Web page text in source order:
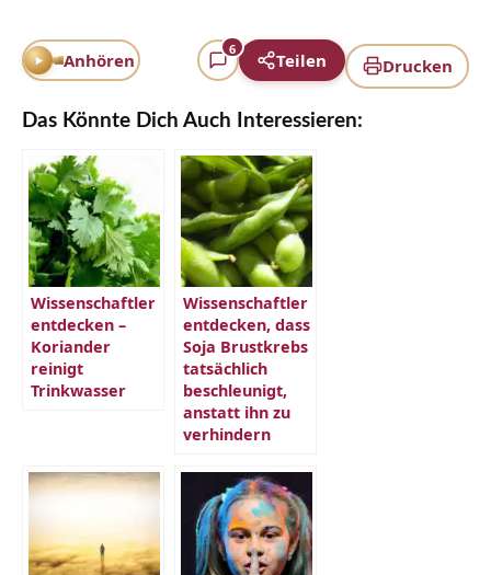
Drucken
Anhören
6
Teilen
Das Könnte Dich Auch Interessieren:
Wissenschaftler
entdecken –
Koriander
reinigt
Trinkwasser
Wissenschaftler
entdecken, dass
Soja Brustkrebs
tatsächlich
beschleunigt,
anstatt ihn zu
verhindern